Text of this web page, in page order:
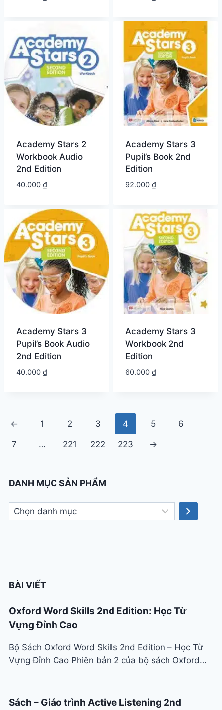
Academy Stars 2
Workbook Audio
2nd Edition
40.000 ₫
Academy Stars 3
Pupil’s Book 2nd
Edition
92.000 ₫
Academy Stars 3
Pupil’s Book Audio
2nd Edition
40.000 ₫
Academy Stars 3
Workbook 2nd
Edition
60.000 ₫
← 1 2 3 4 5 6
7 … 221 222 223 →
DANH MỤC SẢN PHẨM
Chọn
danh
mục
BÀI VIẾT
Oxford Word Skills 2nd Edition: Học Từ
Vựng Đỉnh Cao
Bộ Sách Oxford Word Skills 2nd Edition – Học Từ
Vựng Đỉnh Cao Phiên bản 2 của bộ sách Oxford…
Sách – Giáo trình Active Listening 2nd